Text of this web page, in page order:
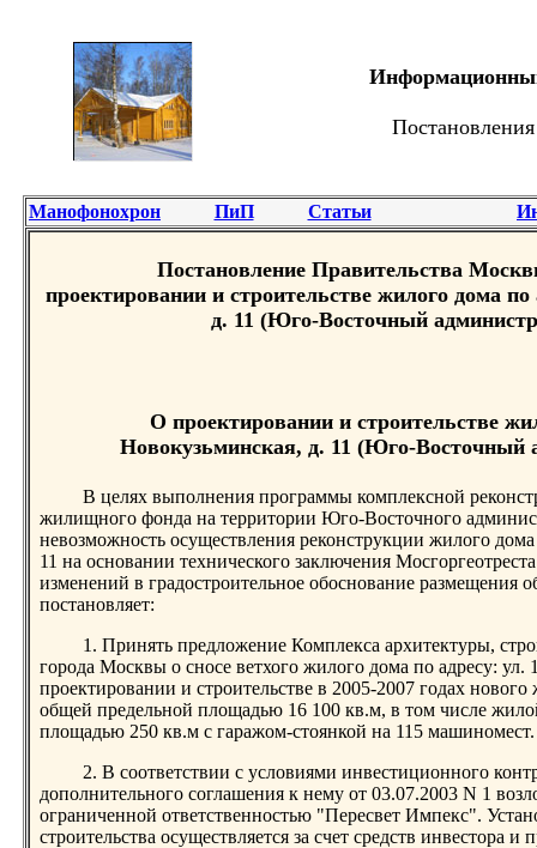
Манофонохрон ПиП Статьи
Постановление Правительства
проектировании и строительстве жилого дома
д. 11 (Юго-Восточный
О проектировании и строительстве
Новокузьминская, д. 11 (Юго-Восточный
В целях выполнения программы комплексной
жилищного фонда на территории Юго-Восточного
невозможность осуществления реконструкции жилого
11 на основании технического заключения
изменений в градостроительное обоснование размещения
постановляет:
1. Принять предложение Комплекса архитектуры,
города Москвы о сносе ветхого жилого дома по адресу: ул.
проектировании и строительстве в 2005-2007 годах
общей предельной площадью 16 100 кв.м, в том числе
площадью 250 кв.м с гаражом-стоянкой на 115 машиномест.
2. В соответствии с условиями инвестиционного
дополнительного соглашения к нему от 03.07.2003 N 1
ограниченной ответственностью "Пересвет Импекс".
строительства осуществляется за счет средств инвестора